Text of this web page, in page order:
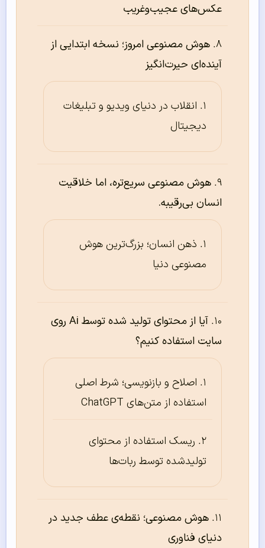
عکس‌های عجیب‌وغریب
هوش مصنوعی امروز؛ نسخه ابتدایی از
آینده‌ای حیرت‌انگیز
انقلاب در دنیای ویدیو و تبلیغات
دیجیتال
هوش مصنوعی سریع‌تره، اما خلاقیت
انسان بی‌رقیبه.
ذهن انسان؛ بزرگ‌ترین هوش
مصنوعی دنیا
آیا از محتوای تولید شده توسط Ai روی
سایت استفاده کنیم؟
اصلاح و بازنویسی؛ شرط اصلی
استفاده از متن‌های ChatGPT
ریسک استفاده از محتوای
تولیدشده توسط ربات‌ها
هوش مصنوعی؛ نقطه‌ی عطف جدید در
دنیای فناوری